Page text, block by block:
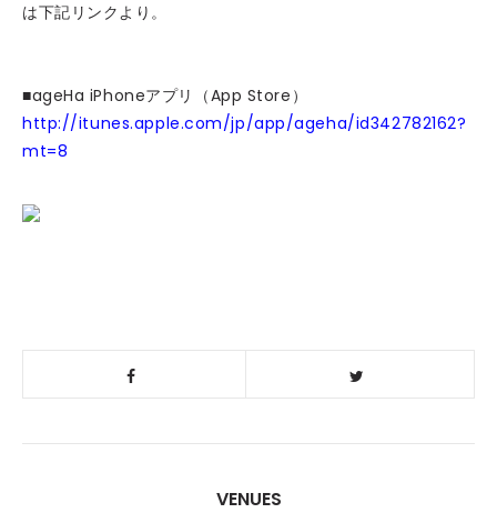
は下記リンクより。
■ageHa iPhoneアプリ（App Store）
http://itunes.apple.com/jp/app/ageha/id342782162?
mt=8
VENUES